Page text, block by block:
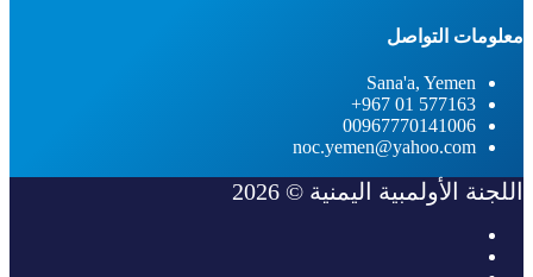
معلومات التواصل
Sana'a, Yemen
577163 01 967+
00967770141006
noc.yemen@yahoo.com
اللجنة الأولمبية اليمنية © 2026